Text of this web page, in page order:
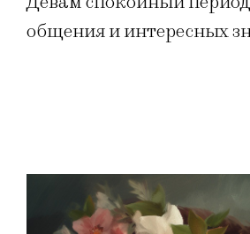
общения и интересных